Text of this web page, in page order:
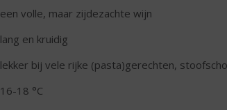
een volle, maar zijdezachte wijn
lang en kruidig
lekker bij vele rijke (pasta)gerechten,
16-18 °C